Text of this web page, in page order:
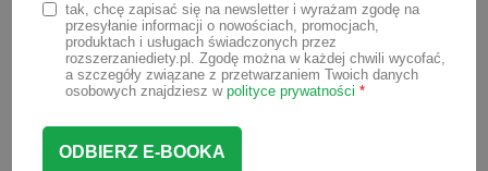
w żelazo, to zerknij TUTAJ.
CZYTAJ WIĘCEJ
tak, chcę zapisać się na newsletter i wyrażam zgodę na
przesyłanie informacji o nowościach, promocjach,
produktach i usługach świadczonych przez
rozszerzaniediety.pl. Zgodę można w każdej chwili wycofać,
a szczegóły związane z przetwarzaniem Twoich danych
osobowych znajdziesz w polityce prywatności *